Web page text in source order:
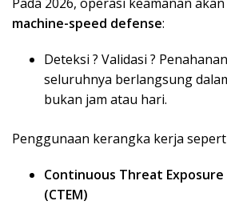
machine-speed defense:
Deteksi ? Validasi ? Penahanan
seluruhnya berlangsung
bukan jam atau hari.
Penggunaan kerangka kerja
Continuous Threat
(CTEM)